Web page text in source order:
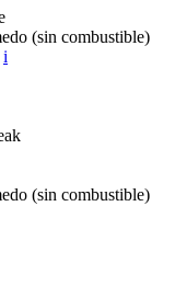
(sin combustible)
i
(sin combustible)